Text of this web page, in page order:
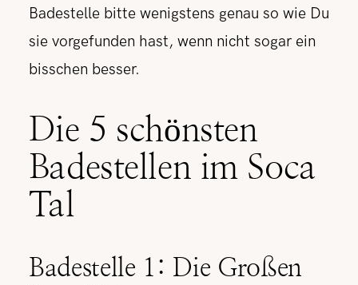
Badestelle bitte wenigstens genau so wie Du
sie vorgefunden hast, wenn nicht sogar ein
bisschen besser.
Die 5 schönsten
Badestellen im Soca
Tal
Badestelle 1: Die Großen